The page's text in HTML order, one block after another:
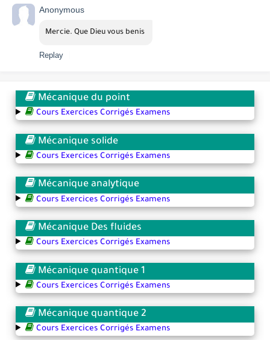
Anonymous
Mercie. Que Dieu vous benis
Replay
Mécanique du point
Cours Exercices Corrigés Examens
Mécanique solide
Cours Exercices Corrigés Examens
Mécanique analytique
Cours Exercices Corrigés Examens
Mécanique Des fluides
Cours Exercices Corrigés Examens
Mécanique quantique 1
Cours Exercices Corrigés Examens
Mécanique quantique 2
Cours Exercices Corrigés Examens